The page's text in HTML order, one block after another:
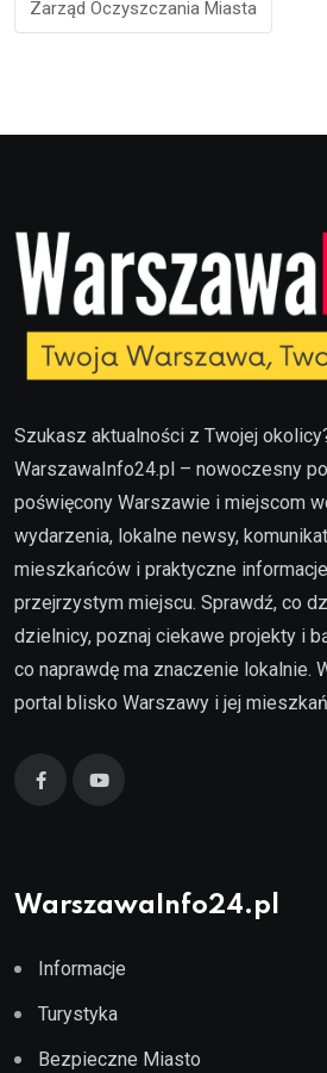
Zarząd Oczyszczania Miasta
Szukasz aktualności z Twojej
WarszawaInfo24.pl – nowoczesny
poświęcony Warszawie i miejscom
wydarzenia, lokalne newsy,
mieszkańców i praktyczne
przejrzystym miejscu. Sprawdź, co
dzielnicy, poznaj ciekawe projekty i
co naprawdę ma znaczenie lokalnie.
portal blisko Warszawy i jej
WarszawaInfo24.pl
Informacje
Turystyka
Bezpieczne Miasto